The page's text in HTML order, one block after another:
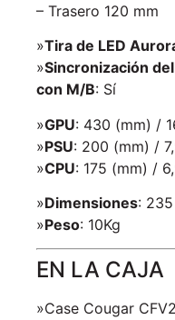
– Trasero 120 mm
»Tira de LED
»Sincronización
con M/B: Sí
»GPU: 430 (mm) /
»PSU: 200 (mm) /
»CPU: 175 (mm) /
»Dimensiones:
»Peso: 10Kg
EN LA CAJA
»Case Cougar